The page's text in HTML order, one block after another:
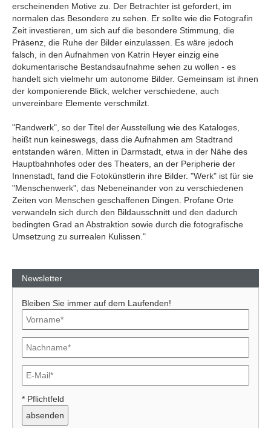
erscheinenden Motive zu. Der Betrachter ist gefordert, im
normalen das Besondere zu sehen. Er sollte wie die Fotografin
Zeit investieren, um sich auf die besondere Stimmung, die
Präsenz, die Ruhe der Bilder einzulassen. Es wäre jedoch
falsch, in den Aufnahmen von Katrin Heyer einzig eine
dokumentarische Bestandsaufnahme sehen zu wollen - es
handelt sich vielmehr um autonome Bilder. Gemeinsam ist ihnen
der komponierende Blick, welcher verschiedene, auch
unvereinbare Elemente verschmilzt.
"Randwerk", so der Titel der Ausstellung wie des Kataloges,
heißt nun keineswegs, dass die Aufnahmen am Stadtrand
entstanden wären. Mitten in Darmstadt, etwa in der Nähe des
Hauptbahnhofes oder des Theaters, an der Peripherie der
Innenstadt, fand die Fotokünstlerin ihre Bilder. "Werk" ist für sie
"Menschenwerk", das Nebeneinander von zu verschiedenen
Zeiten von Menschen geschaffenen Dingen. Profane Orte
verwandeln sich durch den Bildausschnitt und den dadurch
bedingten Grad an Abstraktion sowie durch die fotografische
Umsetzung zu surrealen Kulissen."
Newsletter
Bleiben Sie immer auf dem Laufenden!
* Pflichtfeld